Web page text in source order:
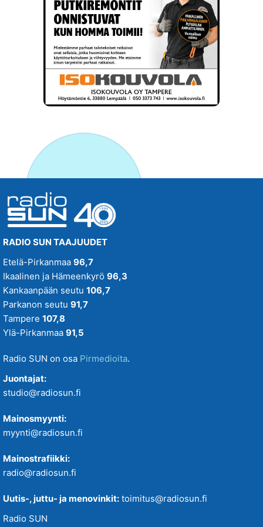
RADIO SUN TAAJUUDET
Etelä-Pirkanmaa 96,7
Ikaalinen ja Hämeenkyrö 96,3
Kankaanpään seutu 106,7
Parkanon seutu 91,7
Tampere 107,8
Ylä-Pirkanmaa 91,5
Radio SUN on osa Pirmedioita.
Juontajat:
studio@radiosun.fi
Mainosmyynti:
myynti@radiosun.fi
Mainostrafiikki:
radio@radiosun.fi
Uutis-, juttu- ja menovinkit: toimitus@radiosun.fi
Radio SUN